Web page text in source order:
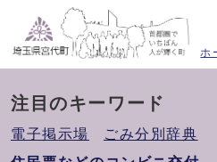
ホ
注目のキーワード
電子掲示場
ごみ分別辞典